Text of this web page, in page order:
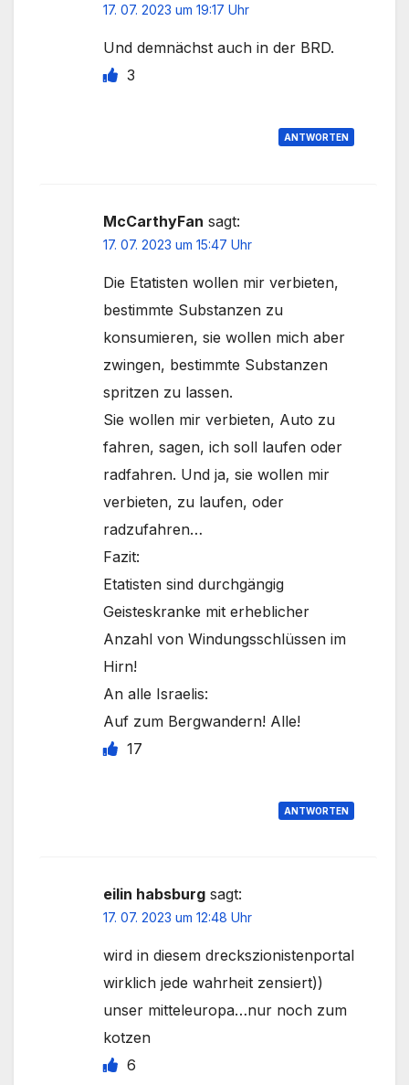
17. 07. 2023 um 19:17 Uhr
Und demnächst auch in der BRD.
3
ANTWORTEN
McCarthyFan sagt:
17. 07. 2023 um 15:47 Uhr
Die Etatisten wollen mir verbieten,
bestimmte Substanzen zu
konsumieren, sie wollen mich aber
zwingen, bestimmte Substanzen
spritzen zu lassen.
Sie wollen mir verbieten, Auto zu
fahren, sagen, ich soll laufen oder
radfahren. Und ja, sie wollen mir
verbieten, zu laufen, oder
radzufahren…
Fazit:
Etatisten sind durchgängig
Geisteskranke mit erheblicher
Anzahl von Windungsschlüssen im
Hirn!
An alle Israelis:
Auf zum Bergwandern! Alle!
17
ANTWORTEN
eilin habsburg sagt:
17. 07. 2023 um 12:48 Uhr
wird in diesem dreckszionistenportal
wirklich jede wahrheit zensiert))
unser mitteleuropa…nur noch zum
kotzen
6